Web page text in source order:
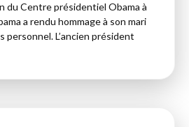
du Centre présidentiel Obama à
a rendu hommage à son mari
personnel. L’ancien président